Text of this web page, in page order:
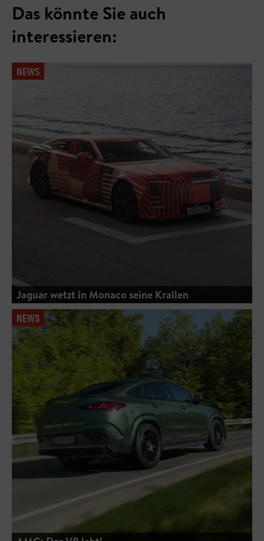
Das könnte Sie auch
interessieren:
NEWS
Jaguar wetzt in Monaco seine Krallen
NEWS